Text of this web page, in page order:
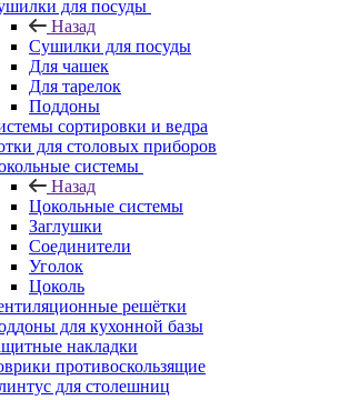
для посуды
Назад
Сушилки для посуды
Для чашек
Для тарелок
Поддоны
сортировки и ведра
для столовых приборов
системы
Назад
Цокольные системы
Заглушки
Соединители
Уголок
Цоколь
решётки
для кухонной базы
накладки
противоскользящие
для столешниц